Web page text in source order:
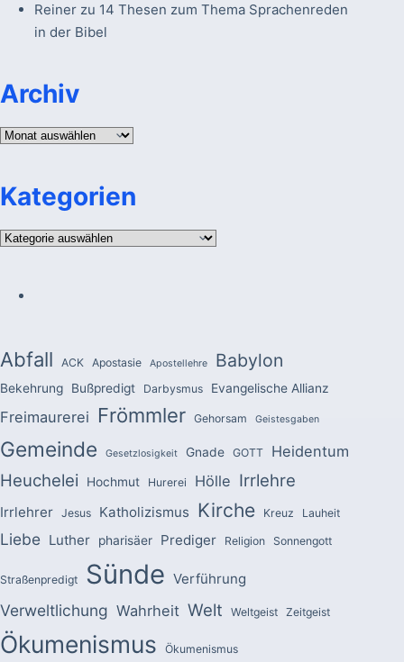
Reinerzu 14 Thesen zum Thema Sprachenreden
in der Bibel
Archiv
Archiv
Kategorien
Kategorien
Abfall ACK Apostasie Apostellehre Babylon
Bekehrung Bußpredigt Darbysmus Evangelische Allianz
Freimaurerei Frömmler Gehorsam Geistesgaben
Gemeinde Gesetzlosigkeit Gnade GOTT Heidentum
Heuchelei Hochmut Hurerei Hölle Irrlehre
Irrlehrer Jesus Katholizismus Kirche Kreuz Lauheit
Liebe Luther pharisäer Prediger Religion Sonnengott
Straßenpredigt Sünde Verführung
Verweltlichung Wahrheit Welt Weltgeist Zeitgeist
Ökumenismus Ökumenismus